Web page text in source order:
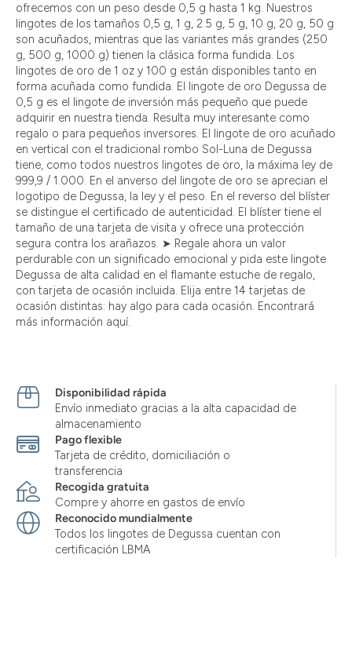
ofrecemos con un peso desde 0,5 g hasta 1 kg. Nuestros
lingotes de los tamaños 0,5 g, 1 g, 2.5 g, 5 g, 10 g, 20 g, 50 g
son acuñados, mientras que las variantes más grandes (250
g, 500 g, 1000 g) tienen la clásica forma fundida. Los
lingotes de oro de 1 oz y 100 g están disponibles tanto en
forma acuñada como fundida. El lingote de oro Degussa de
0,5 g es el lingote de inversión más pequeño que puede
adquirir en nuestra tienda. Resulta muy interesante como
regalo o para pequeños inversores. El lingote de oro acuñado
en vertical con el tradicional rombo Sol-Luna de Degussa
tiene, como todos nuestros lingotes de oro, la máxima ley de
999,9 / 1.000. En el anverso del lingote de oro se aprecian el
logotipo de Degussa, la ley y el peso. En el reverso del blíster
se distingue el certificado de autenticidad. El blíster tiene el
tamaño de una tarjeta de visita y ofrece una protección
segura contra los arañazos. ➤ Regale ahora un valor
perdurable con un significado emocional y pida este lingote
Degussa de alta calidad en el flamante estuche de regalo,
con tarjeta de ocasión incluida. Elija entre 14 tarjetas de
ocasión distintas: hay algo para cada ocasión. Encontrará
más información aquí.
Disponibilidad rápida
Envío inmediato gracias a la alta capacidad de
almacenamiento
Pago flexible
Tarjeta de crédito, domiciliación o
transferencia
Recogida gratuita
Compre y ahorre en gastos de envío
Reconocido mundialmente
Todos los lingotes de Degussa cuentan con
certificación LBMA